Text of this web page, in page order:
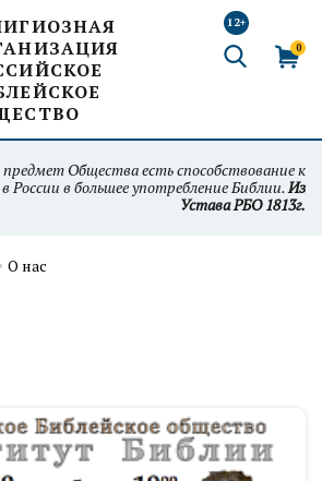
12+
0
Общества есть способствование к
России в большее употребление Библии.Из
Устава РБО 1813г.
О нас